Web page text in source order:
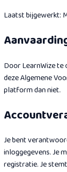
Laatst bijgewerkt:
Door LearnWize te
deze Algemene
platform dan niet.
Je bent
inloggegevens. Je
registratie. Je